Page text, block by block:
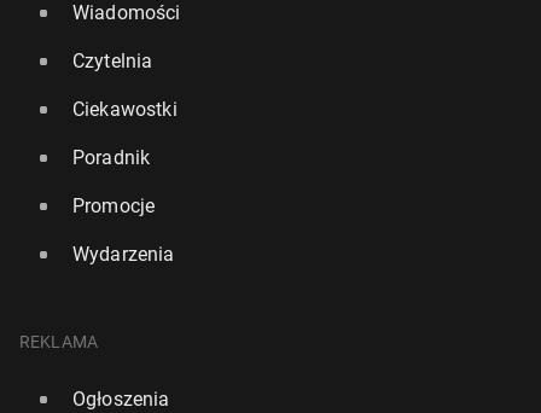
Wiadomości
Czytelnia
Ciekawostki
Poradnik
Promocje
Wydarzenia
REKLAMA
Ogłoszenia